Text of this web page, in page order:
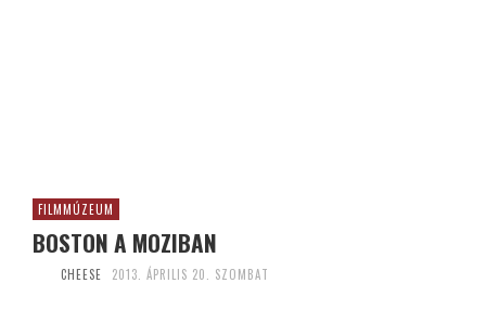
FILMMÚZEUM
BOSTON A MOZIBAN
CHEESE 2013. ÁPRILIS 20. SZOMBAT